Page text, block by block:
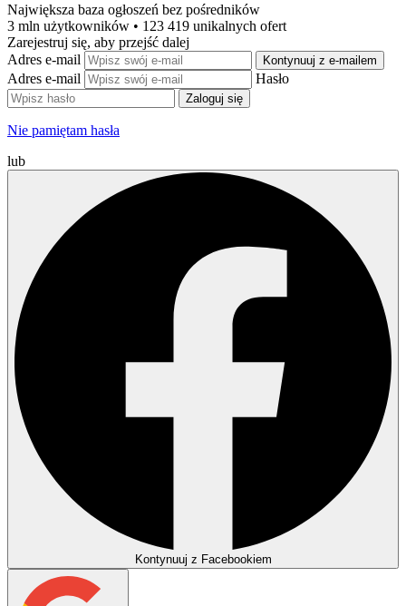
Największa baza ogłoszeń bez pośredników
3 mln użytkowników • 123 419 unikalnych ofert
Zarejestruj się, aby przejść dalej
Adres e-mail
Kontynuuj z e-mailem
Adres e-mail Hasło
Zaloguj się
Nie pamiętam hasła
lub
Kontynuuj z Facebookiem